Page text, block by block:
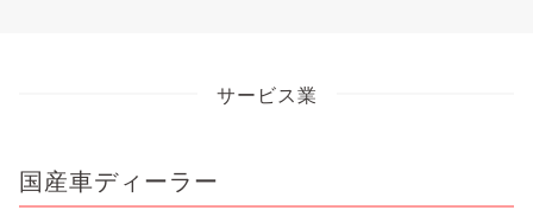
サービス業
国産車ディーラー